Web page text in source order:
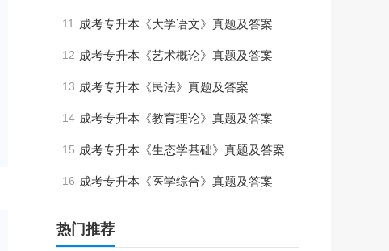
11 成考专升本《大学语文》真题及答案
12 成考专升本《艺术概论》真题及答案
13 成考专升本《民法》真题及答案
14 成考专升本《教育理论》真题及答案
15 成考专升本《生态学基础》真题及答案
16 成考专升本《医学综合》真题及答案
热门推荐